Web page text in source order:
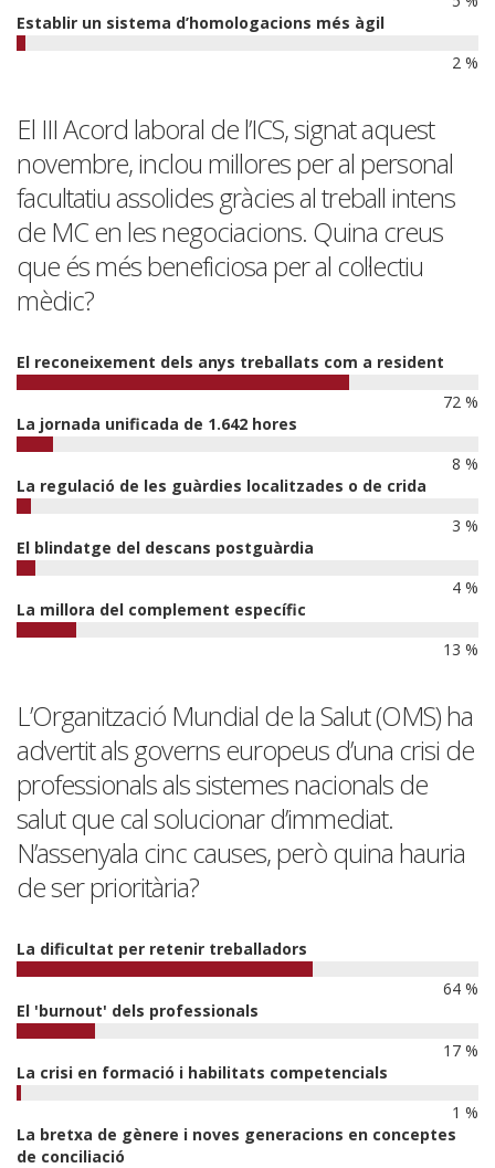
Establir un sistema d’homologacions més àgil
2 %
El III Acord laboral de l’ICS, signat aquest
novembre, inclou millores per al personal
facultatiu assolides gràcies al treball intens
de MC en les negociacions. Quina creus
que és més beneficiosa per al col·lectiu
mèdic?
El reconeixement dels anys treballats com a resident
72 %
La jornada unificada de 1.642 hores
8 %
La regulació de les guàrdies localitzades o de crida
3 %
El blindatge del descans postguàrdia
4 %
La millora del complement específic
13 %
L’Organització Mundial de la Salut (OMS) ha
advertit als governs europeus d’una crisi de
professionals als sistemes nacionals de
salut que cal solucionar d’immediat.
N’assenyala cinc causes, però quina hauria
de ser prioritària?
La dificultat per retenir treballadors
64 %
El 'burnout' dels professionals
17 %
La crisi en formació i habilitats competencials
1 %
La bretxa de gènere i noves generacions en conceptes
de conciliació